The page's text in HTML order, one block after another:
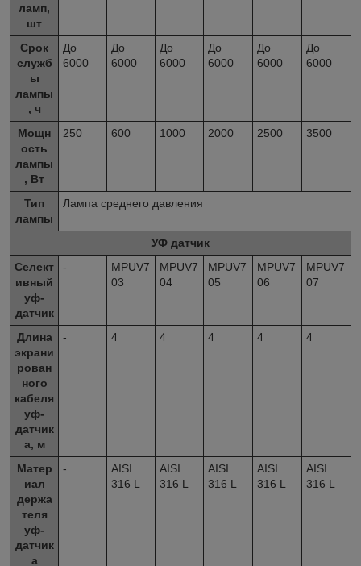
ламп,
шт
Срок
служб
ы
лампы
, ч
До
6000
До
6000
До
6000
До
6000
До
6000
До
6000
Мощн
ость
лампы
, Вт
250 600 1000 2000 2500 3500
Тип
лампы
Лампа среднего давления
УФ датчик
Селект
ивный
уф-
датчик
-
MPUV7
03
MPUV7
04
MPUV7
05
MPUV7
06
MPUV7
07
Длина
экрани
рован
ного
кабеля
уф-
датчик
а, м
- 4 4 4 4 4
Матер
иал
держа
теля
уф-
датчик
а
-
AISI
316 L
AISI
316 L
AISI
316 L
AISI
316 L
AISI
316 L